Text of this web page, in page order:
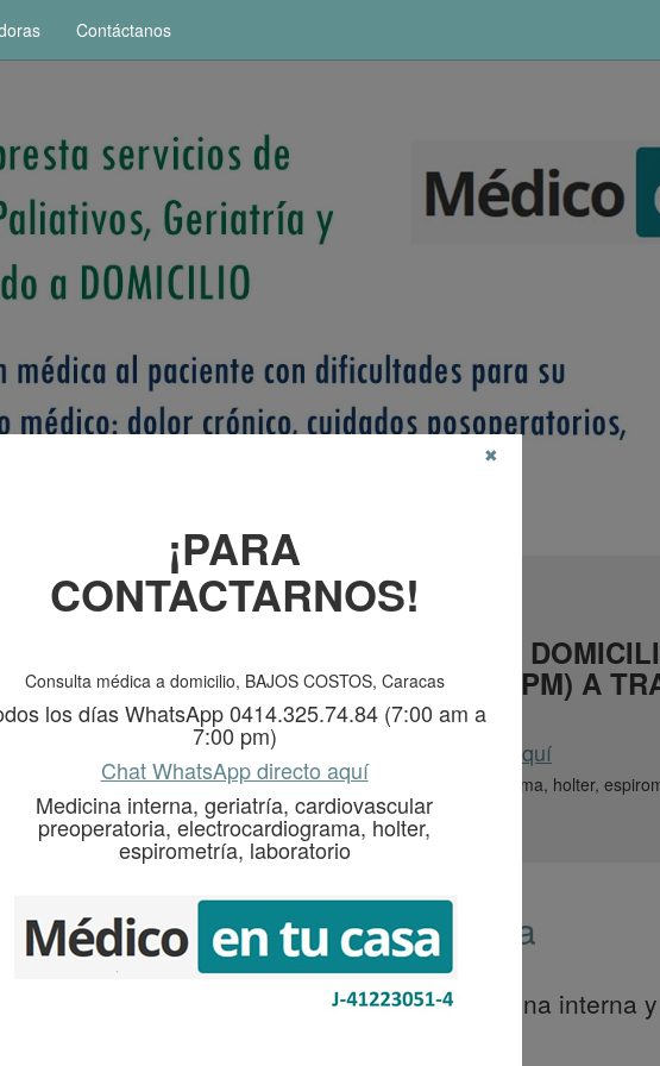
Contáctanos
CONSULTA DE MEDICINA INTERNA A
LUNES A LUNES (7:00 AM A 7:00 PM) A
0414.325.74.84
Chat por WhatsApp directo aquí
geriatría, evaluación cardiovascular preoperatoria, electrocardiograma, holter,
de Médico En Tu Casa
de alta complejidad dedicado a la medicina interna
¡PARA
CONTACTARNOS!
Consulta médica a domicilio, BAJOS COSTOS, Caracas
los días WhatsApp 0414.325.74.84 (7:00 am a
7:00 pm)
Chat WhatsApp directo aquí
Medicina interna, geriatría, cardiovascular
preoperatoria, electrocardiograma, holter,
espirometría, laboratorio
✖